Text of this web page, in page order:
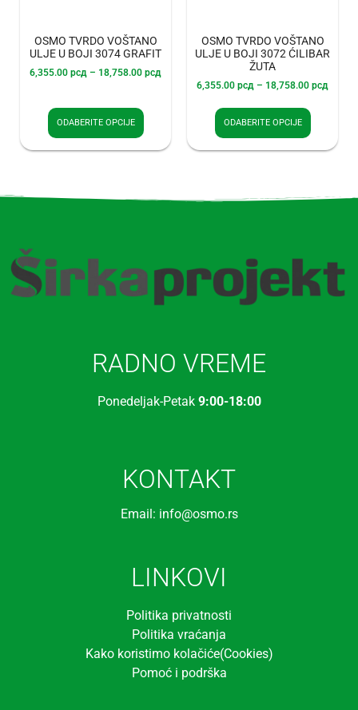
OSMO TVRDO VOŠTANO
ULJE U BOJI 3074 GRAFIT
6,355.00 рсд – 18,758.00 рсд
ODABERITE OPCIJE
OSMO TVRDO VOŠTANO
ULJE U BOJI 3072 ĆILIBAR
ŽUTA
6,355.00 рсд – 18,758.00 рсд
ODABERITE OPCIJE
RADNO VREME
Ponedeljak-Petak9:00-18:00
KONTAKT
Email: info@osmo.rs
LINKOVI
Politika privatnosti
Politika vraćanja
Kako koristimo kolačiće(Cookies)
Pomoć i podrška